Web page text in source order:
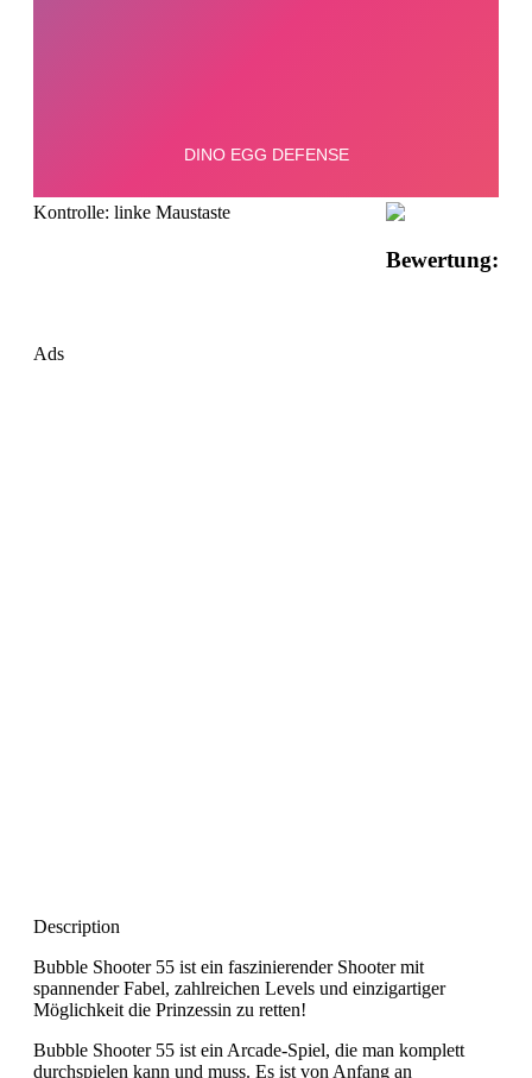
Kontrolle: linke Maustaste
Bewertung:
Ads
Description
Bubble Shooter 55 ist ein faszinierender Shooter mit
spannender Fabel, zahlreichen Levels und einzigartiger
Möglichkeit die Prinzessin zu retten!
Bubble Shooter 55 ist ein Arcade-Spiel, die man komplett
durchspielen kann und muss. Es ist von Anfang an